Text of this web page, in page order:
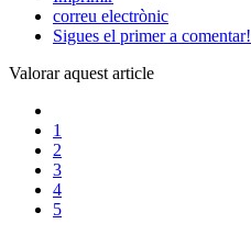
correu electrònic
Sigues el primer a comentar!
Valorar aquest article
1
2
3
4
5